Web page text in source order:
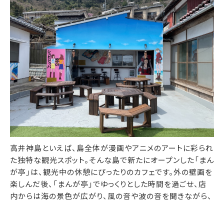
高井神島といえば、島全体が漫画やアニメのアートに彩られ
た独特な観光スポット。そんな島で新たにオープンした「まん
が亭」は、観光中の休憩にぴったりのカフェです。外の壁画を
楽しんだ後、「まんが亭」でゆっくりとした時間を過ごせ、店
内からは海の景色が広がり、風の音や波の音を聞きながら、